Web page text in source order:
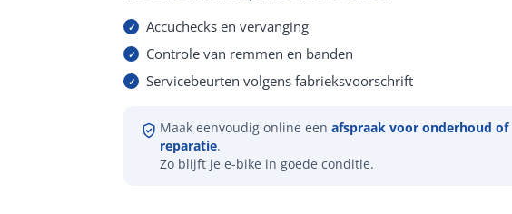
Accuchecks en vervanging
Controle van remmen en banden
Servicebeurten volgens fabrieksvoorschrift
Maak eenvoudig online een afspraak voor onderhoud of
reparatie.
Zo blijft je e-bike in goede conditie.